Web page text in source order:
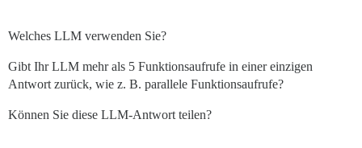
Welches LLM verwenden Sie?
Gibt Ihr LLM mehr als 5 Funktionsaufrufe in einer einzigen
Antwort zurück, wie z. B. parallele Funktionsaufrufe?
Können Sie diese LLM-Antwort teilen?